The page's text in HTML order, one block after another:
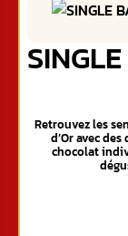
Retrouvez les
d’Or avec
chocolat